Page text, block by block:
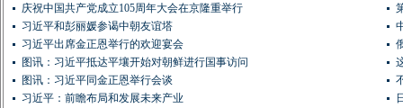
庆祝中国共产党成立105周年大会在京隆重举行
习近平和彭丽媛参谒中朝友谊塔
习近平出席金正恩举行的欢迎宴会
图讯：习近平抵达平壤开始对朝鲜进行国事访问
图讯：习近平同金正恩举行会谈
习近平：前瞻布局和发展未来产业